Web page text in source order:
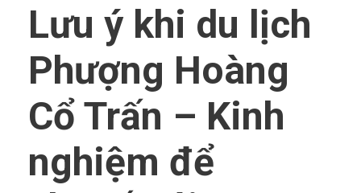
Lưu ý khi du lịch
Phượng Hoàng
Cổ Trấn – Kinh
nghiệm để